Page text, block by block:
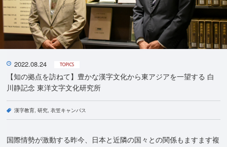
2022.08.24 TOPICS
【知の拠点を訪ねて】豊かな漢字文化から東アジアを一望する 白
川静記念 東洋文字文化研究所
漢字教育 研究 衣笠キャンパス
国際情勢が激動する昨今、日本と近隣の国々との関係もますます複